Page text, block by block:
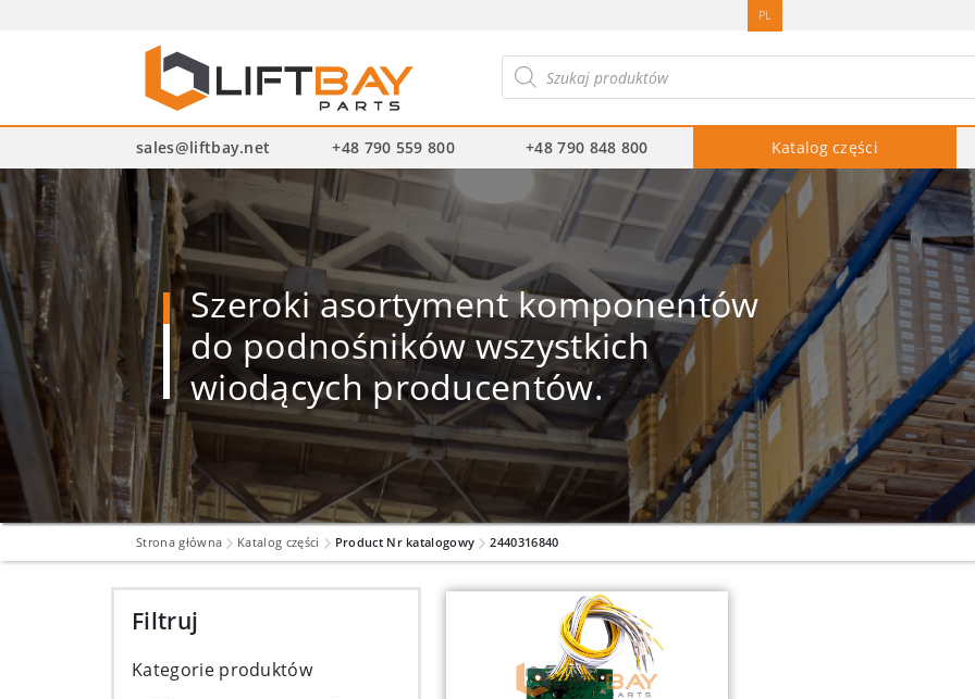
PL
produktów
sales@liftbay.net +48 790 559 800 +48 790 848 800 Katalog części
Szeroki asortyment komponentów
do podnośników wszystkich
wiodących producentów.
Strona główna Katalog części Product Nr katalogowy 2440316840
Filtruj
Kategorie produktów